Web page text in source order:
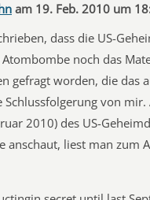
am 19. Feb. 2010 um
dass die US-
noch das
gefragt worden, die das
von mir.
2010) des US-
anschaut, liest man zum